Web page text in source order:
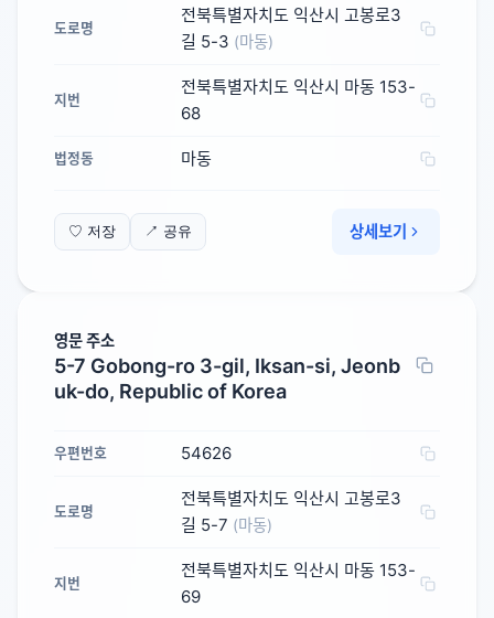
도로명
전북특별자치도 익산시 고봉로3
길 5-3 (마동)
지번
전북특별자치도 익산시 마동 153-
68
법정동 마동
♡ 저장 ↗ 공유 상세보기
영문 주소
5-7 Gobong-ro 3-gil, Iksan-si, Jeonb
uk-do, Republic of Korea
우편번호 54626
도로명
전북특별자치도 익산시 고봉로3
길 5-7 (마동)
지번
전북특별자치도 익산시 마동 153-
69